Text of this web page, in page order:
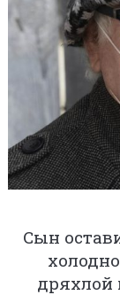
Сын
дряхлой